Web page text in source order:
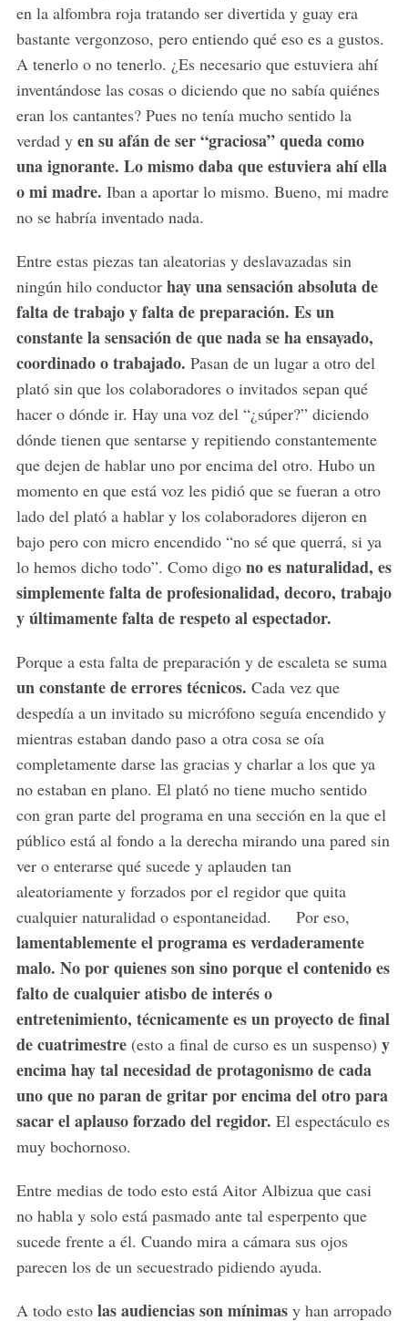
en la alfombra roja tratando ser divertida y guay era
bastante vergonzoso, pero entiendo qué eso es a gustos.
A tenerlo o no tenerlo. ¿Es necesario que estuviera ahí
inventándose las cosas o diciendo que no sabía quiénes
eran los cantantes? Pues no tenía mucho sentido la
verdad yen su afán de ser “graciosa” queda como
una ignorante. Lo mismo daba que estuviera ahí ella
o mi madre. Iban a aportar lo mismo. Bueno, mi madre
no se habría inventado nada.
Entre estas piezas tan aleatorias y deslavazadas sin
ningún hilo conductorhay una sensación absoluta de
falta de trabajo y falta de preparación. Es un
constante la sensación de que nada se ha ensayado,
coordinado o trabajado. Pasan de un lugar a otro del
plató sin que los colaboradores o invitados sepan qué
hacer o dónde ir. Hay una voz del “¿súper?” diciendo
dónde tienen que sentarse y repitiendo constantemente
que dejen de hablar uno por encima del otro. Hubo un
momento en que está voz les pidió que se fueran a otro
lado del plató a hablar y los colaboradores dijeron en
bajo pero con micro encendido “no sé que querrá, si ya
lo hemos dicho todo”. Como digono es naturalidad, es
simplemente falta de profesionalidad, decoro, trabajo
y últimamente falta de respeto al espectador.
Porque a esta falta de preparación y de escaleta se suma
un constante de errores técnicos. Cada vez que
despedía a un invitado su micrófono seguía encendido y
mientras estaban dando paso a otra cosa se oía
completamente darse las gracias y charlar a los que ya
no estaban en plano. El plató no tiene mucho sentido
con gran parte del programa en una sección en la que el
público está al fondo a la derecha mirando una pared sin
ver o enterarse qué sucede y aplauden tan
aleatoriamente y forzados por el regidor que quita
cualquier naturalidad o espontaneidad. Por eso,
lamentablemente el programa es verdaderamente
malo. No por quienes son sino porque el contenido es
falto de cualquier atisbo de interés o
entretenimiento, técnicamente es un proyecto de final
de cuatrimestre(esto a final de curso es un suspenso) y
encima hay tal necesidad de protagonismo de cada
uno que no paran de gritar por encima del otro para
sacar el aplauso forzado del regidor. El espectáculo es
muy bochornoso.
Entre medias de todo esto está Aitor Albizua que casi
no habla y solo está pasmado ante tal esperpento que
sucede frente a él. Cuando mira a cámara sus ojos
parecen los de un secuestrado pidiendo ayuda.
A todo estolas audiencias son mínimasy han arropado